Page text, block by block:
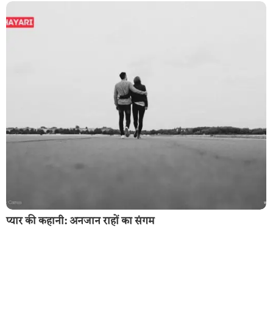
प्यार की कहानी: अनजान राहों का संगम